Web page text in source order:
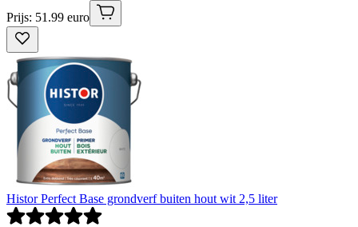
Prijs: 51.99 euro
Histor Perfect Base grondverf buiten hout wit 2,5 liter